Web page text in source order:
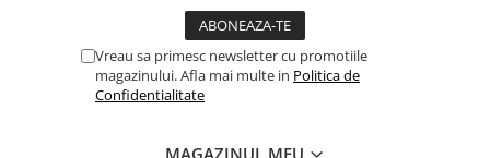
Vreau sa primesc newsletter cu promotiile
magazinului. Afla mai multe in Politica de
Confidentialitate